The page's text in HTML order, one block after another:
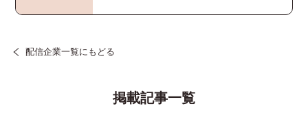
配信企業一覧にもどる
掲載記事一覧